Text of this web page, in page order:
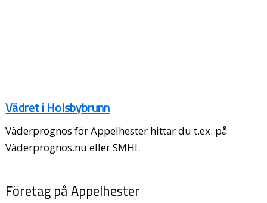
Vädret i Holsbybrunn
Väderprognos för Appelhester hittar du t.ex. på
Väderprognos.nu eller SMHI.
Företag på Appelhester